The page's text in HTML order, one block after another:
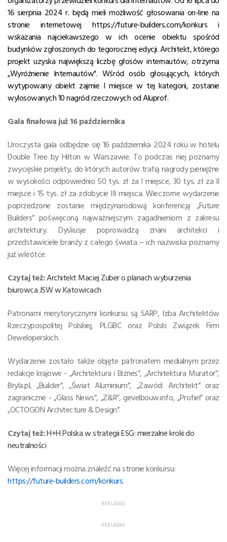
16 sierpnia 2024 r. będą mieli możliwość głosowania on-line na
stronie internetowej https://future-builders.com/konkurs i
wskazania najciekawszego w ich ocenie obiektu spośród
budynków zgłoszonych do tegorocznej edycji. Architekt, którego
projekt uzyska największą liczbę głosów internautów, otrzyma
„Wyróżnienie Internautów". Wśród osób głosujących, których
wytypowany obiekt zajmie I miejsce w tej kategorii, zostanie
wylosowanych 10 nagród rzeczowych od Aluprof.
Gala finałowa już 16 października
Uroczysta gala odbędzie się 16 października 2024 roku w hotelu
Double Tree by Hilton w Warszawie. To podczas niej poznamy
zwycięskie projekty, do których autorów trafią nagrody pieniężne
w wysokości odpowiednio 50 tys. zł za I miejsce, 30 tys. zł za II
miejsce i 15 tys. zł za zdobycie III miejsca. Wieczorne wydarzenie
poprzedzone zostanie międzynarodową konferencją „Future
Builders” poświęconą najważniejszym zagadnieniom z zakresu
architektury. Dyskusje poprowadzą znani architekci i
przedstawiciele branży z całego świata – ich nazwiska poznamy
już wkrótce.
Czytaj też:Architekt Maciej Zuber o planach wyburzenia
biurowca JSW w Katowicach
Patronami merytorycznymi konkursu są SARP, Izba Architektów
Rzeczypospolitej Polskiej, PLGBC oraz Polski Związek Firm
Deweloperskich.
Wydarzenie zostało także objęte patronatem medialnym przez
redakcje krajowe - „Architektura i Biznes”, „Architektura Murator”,
Bryla.pl, „Builder”, „Świat Aluminium”, „Zawód: Architekt” oraz
zagraniczne - „Glass News”, „Z&R”, gevelbouw.info, „Profiel” oraz
„OCTOGON Architecture & Design”.
Czytaj też:H+H Polska w strategii ESG: mierzalne kroki do
neutralności
Więcej informacji można znaleźć na stronie konkursu:
https://future-builders.com/konkurs.
REKLAMA:
REKLAMA: